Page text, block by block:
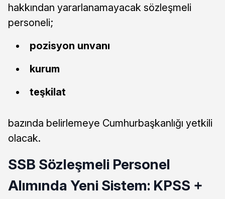
hakkından yararlanamayacak sözleşmeli
personeli;
pozisyon unvanı
kurum
teşkilat
bazında belirlemeye Cumhurbaşkanlığı yetkili
olacak.
SSB Sözleşmeli Personel
Alımında Yeni Sistem: KPSS +